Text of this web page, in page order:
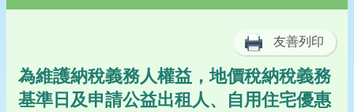
友善列印
為維護納稅義務人權益，地價稅納稅義務
基準日及申請公益出租人、自用住宅優惠